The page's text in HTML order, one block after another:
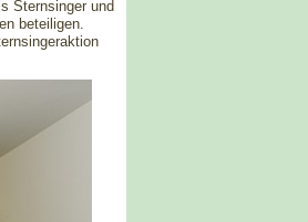
Sternsinger und
beteiligen.